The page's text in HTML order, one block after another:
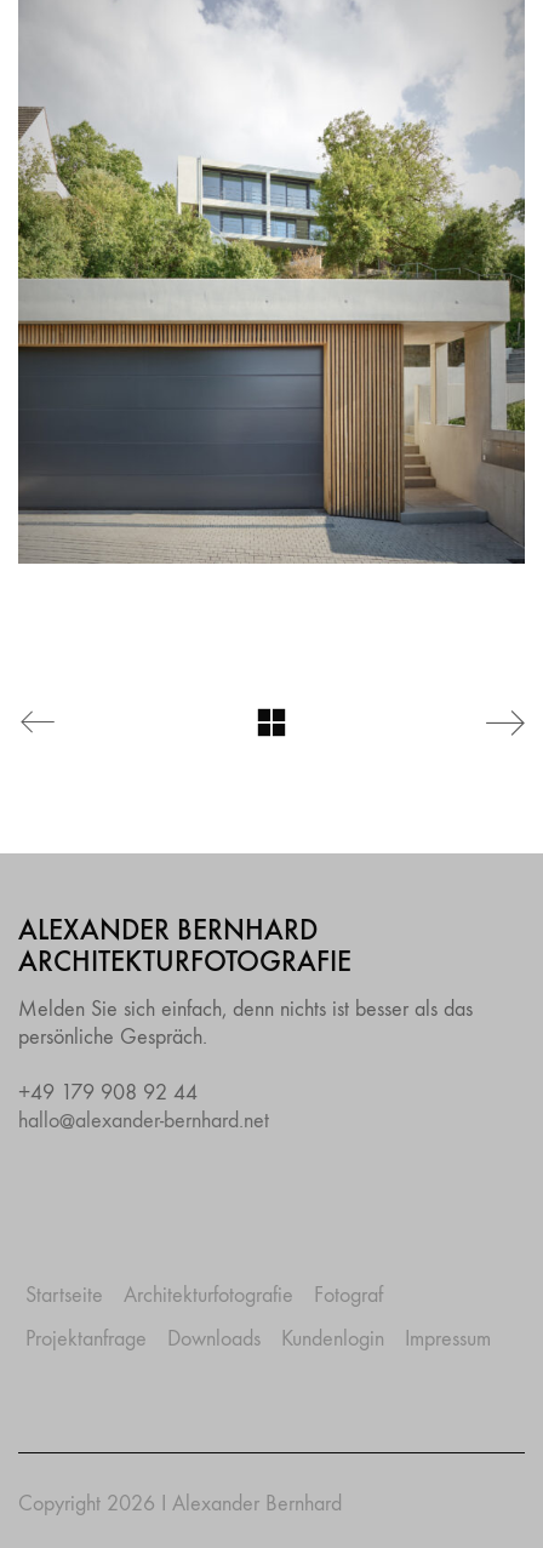
ALEXANDER BERNHARD
ARCHITEKTURFOTOGRAFIE
Melden Sie sich einfach, denn nichts ist besser als das
persönliche Gespräch.
+49 179 908 92 44
hallo@alexander-bernhard.net
Startseite Architekturfotografie
Fotograf
Projektanfrage
Downloads Kundenlogin Impressum
Copyright 2026 I Alexander Bernhard